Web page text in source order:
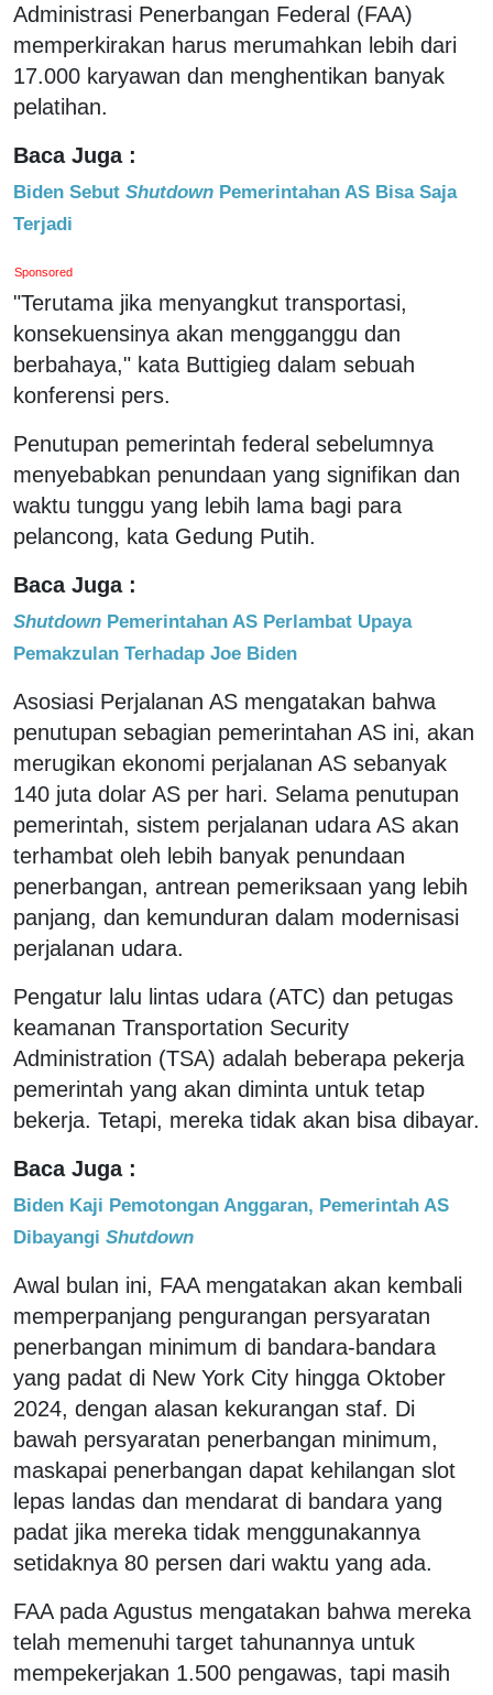
Administrasi Penerbangan Federal (FAA)
memperkirakan harus merumahkan lebih dari
17.000 karyawan dan menghentikan banyak
pelatihan.
Baca Juga :
Biden Sebut Shutdown Pemerintahan AS Bisa Saja
Terjadi
Sponsored
"Terutama jika menyangkut transportasi,
konsekuensinya akan mengganggu dan
berbahaya," kata Buttigieg dalam sebuah
konferensi pers.
Penutupan pemerintah federal sebelumnya
menyebabkan penundaan yang signifikan dan
waktu tunggu yang lebih lama bagi para
pelancong, kata Gedung Putih.
Baca Juga :
Shutdown Pemerintahan AS Perlambat Upaya
Pemakzulan Terhadap Joe Biden
Asosiasi Perjalanan AS mengatakan bahwa
penutupan sebagian pemerintahan AS ini, akan
merugikan ekonomi perjalanan AS sebanyak
140 juta dolar AS per hari. Selama penutupan
pemerintah, sistem perjalanan udara AS akan
terhambat oleh lebih banyak penundaan
penerbangan, antrean pemeriksaan yang lebih
panjang, dan kemunduran dalam modernisasi
perjalanan udara.
Pengatur lalu lintas udara (ATC) dan petugas
keamanan Transportation Security
Administration (TSA) adalah beberapa pekerja
pemerintah yang akan diminta untuk tetap
bekerja. Tetapi, mereka tidak akan bisa dibayar.
Baca Juga :
Biden Kaji Pemotongan Anggaran, Pemerintah AS
Dibayangi Shutdown
Awal bulan ini, FAA mengatakan akan kembali
memperpanjang pengurangan persyaratan
penerbangan minimum di bandara-bandara
yang padat di New York City hingga Oktober
2024, dengan alasan kekurangan staf. Di
bawah persyaratan penerbangan minimum,
maskapai penerbangan dapat kehilangan slot
lepas landas dan mendarat di bandara yang
padat jika mereka tidak menggunakannya
setidaknya 80 persen dari waktu yang ada.
FAA pada Agustus mengatakan bahwa mereka
telah memenuhi target tahunannya untuk
mempekerjakan 1.500 pengawas, tapi masih